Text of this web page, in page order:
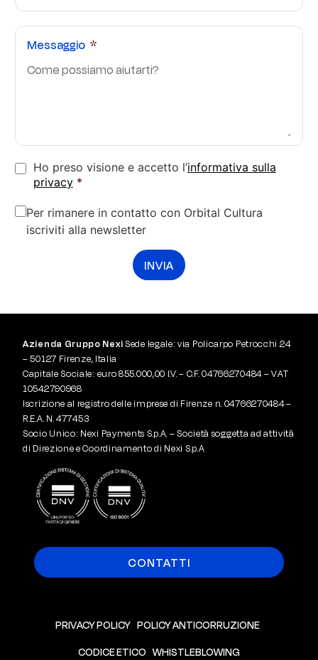
Messaggio
Ho preso visione e accetto l’informativa sulla
privacy *
Per rimanere in contatto con Orbital Cultura
iscriviti alla newsletter
INVIA
Azienda Gruppo NexiSede legale: via Policarpo Petrocchi 24
– 50127 Firenze, Italia
Capitale Sociale: euro 855.000,00 I.V. – C.F. 04766270484 – VAT
10542790968
Iscrizione al registro delle imprese di Firenze n. 04766270484 –
R.E.A. N. 477453
Socio Unico: Nexi Payments S.p.A. – Società soggetta ad attività
di Direzione e Coordinamento di Nexi S.p.A
CONTATTI
PRIVACY POLICY POLICY ANTICORRUZIONE
CODICE ETICO WHISTLEBLOWING